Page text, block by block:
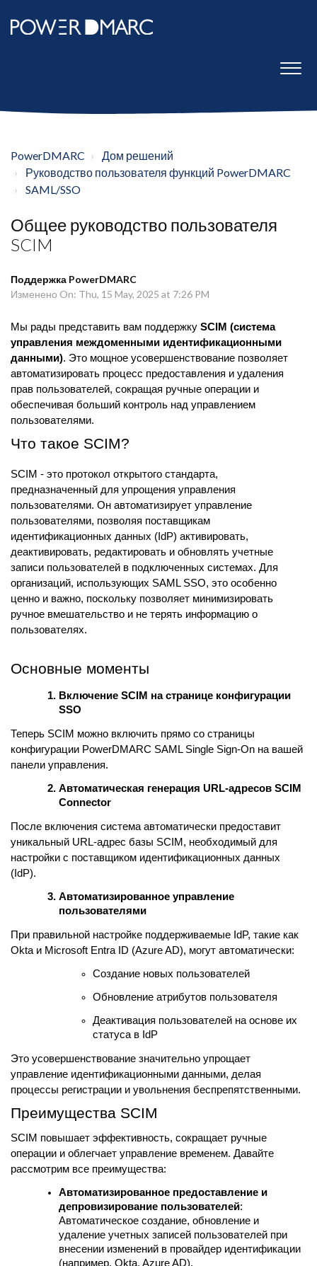
PowerDMARC
Дом решений
Руководство пользователя функций PowerDMARC
SAML/SSO
Общее руководство пользователя
SCIM
Поддержка PowerDMARC
Изменено On: Thu, 15 May, 2025 at 7:26 PM
Мы рады представить вам поддержку SCIM (система
управления междоменными идентификационными
данными). Это мощное усовершенствование позволяет
автоматизировать процесс предоставления и удаления
прав пользователей, сокращая ручные операции и
обеспечивая больший контроль над управлением
пользователями.
Что такое SCIM?
SCIM - это протокол открытого стандарта,
предназначенный для упрощения управления
пользователями. Он автоматизирует управление
пользователями, позволяя поставщикам
идентификационных данных (IdP) активировать,
деактивировать, редактировать и обновлять учетные
записи пользователей в подключенных системах. Для
организаций, использующих SAML SSO, это особенно
ценно и важно, поскольку позволяет минимизировать
ручное вмешательство и не терять информацию о
пользователях.
Основные моменты
Включение SCIM на странице конфигурации
SSO
Теперь SCIM можно включить прямо со страницы
конфигурации PowerDMARC SAML Single Sign-On на вашей
панели управления.
Автоматическая генерация URL-адресов SCIM
Connector
После включения система автоматически предоставит
уникальный URL-адрес базы SCIM, необходимый для
настройки с поставщиком идентификационных данных
(IdP).
Автоматизированное управление
пользователями
При правильной настройке поддерживаемые IdP, такие как
Okta и Microsoft Entra ID (Azure AD), могут автоматически:
Создание новых пользователей
Обновление атрибутов пользователя
Деактивация пользователей на основе их
статуса в IdP
Это усовершенствование значительно упрощает
управление идентификационными данными, делая
процессы регистрации и увольнения беспрепятственными.
Преимущества SCIM
SCIM повышает эффективность, сокращает ручные
операции и облегчает управление временем. Давайте
рассмотрим все преимущества:
Автоматизированное предоставление и
депровизирование пользователей:
Автоматическое создание, обновление и
удаление учетных записей пользователей при
внесении изменений в провайдер идентификации
(например, Okta, Azure AD).